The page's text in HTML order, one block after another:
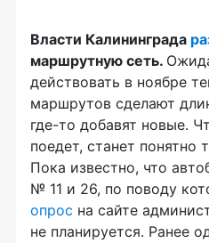
Власти Калининграда
маршрутную сеть.
действовать в ноябре
маршрутов сделают
где-то добавят новые.
поедет, станет
Пока известно, что
№ 11 и 26, по поводу
опрос на сайте
не планируется. Ранее